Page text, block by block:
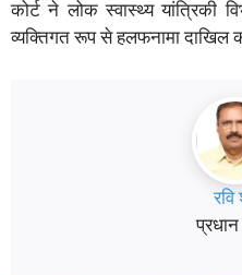
कोर्ट ने लोक स्वास्थ्य
व्यक्तिगत रूप से हलफनामा दाखिल
रवि